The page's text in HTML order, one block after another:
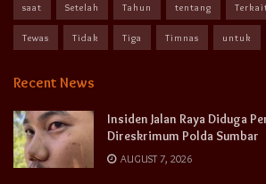
saat Setelah Tahun tentang
Tewas Tidak Tiga Timnas untuk
Recent News
Insiden Jalan Raya Diduga
Direskrimum Polda Sumbar
AUGUST 7, 2026